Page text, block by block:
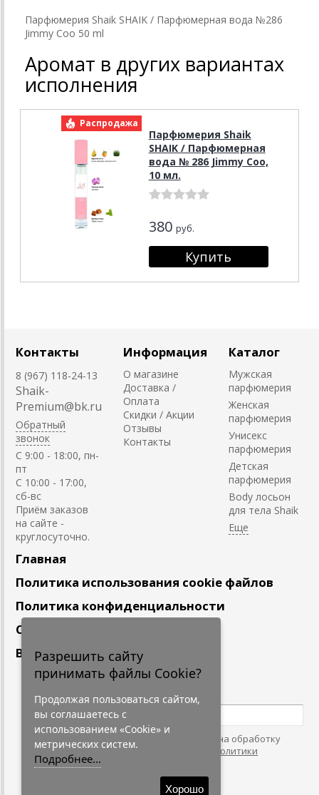
Парфюмерия Shaik SHAIK / Парфюмерная вода №286
Jimmy Coo 50 ml
Аромат в других вариантах
исполнения
Распродажа
Парфюмерия Shaik
SHAIK / Парфюмерная
вода № 286 Jimmy Coo,
10 мл.
380 руб.
Контакты
8 (967) 118-24-13
Shaik-
Premium@bk.ru
Обратный
звонок
C 9:00 - 18:00, пн-
пт
С 10:00 - 17:00,
сб-вс
Приём заказов
на сайте -
круглосуточно.
Информация
О магазине
Доставка /
Оплата
Скидки / Акции
Отзывы
Контакты
Каталог
Мужская
парфюмерия
Женская
парфюмерия
Унисекс
парфюмерия
Детская
парфюмерия
Body лосьон
для тела Shaik
Главная
Политика использования cookie файлов
Политика конфиденциальности
Сотрудничество
Вакансии
Подпишитесь
Нажимая на кнопку, я даю согласие на обработку
персональных данных. С условиями
"Политики
Конфидециальности"
Разрешить сайту
принимать файлы Cookie?
Продолжая пользоваться сайтом,
вы соглашаетесь с
использованием «Cookie» и
метрических систем.
Подробнее...
Хорошо